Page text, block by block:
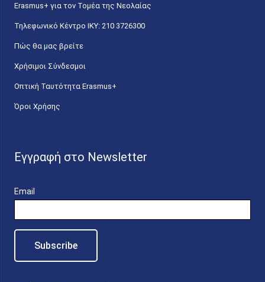
Erasmus+ για τον Τομέα της Νεολαίας
Τηλεφωνικό Κέντρο IKY: 210 3726300
Πώς θα μας βρείτε
Χρήσιμοι Σύνδεσμοι
Οπτική Ταυτότητα Erasmus+
Όροι Χρήσης
Εγγραφή στο Newsletter
Email